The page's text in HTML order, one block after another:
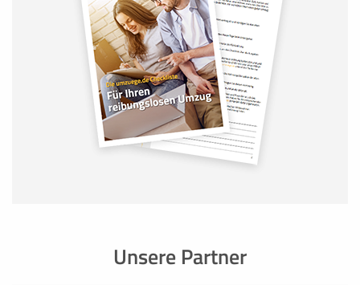
Unsere Partner